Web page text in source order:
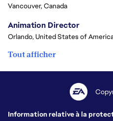
Vancouver, Canada
Animation Director
Orlando, United States of
Tout afficher
Information relative à la